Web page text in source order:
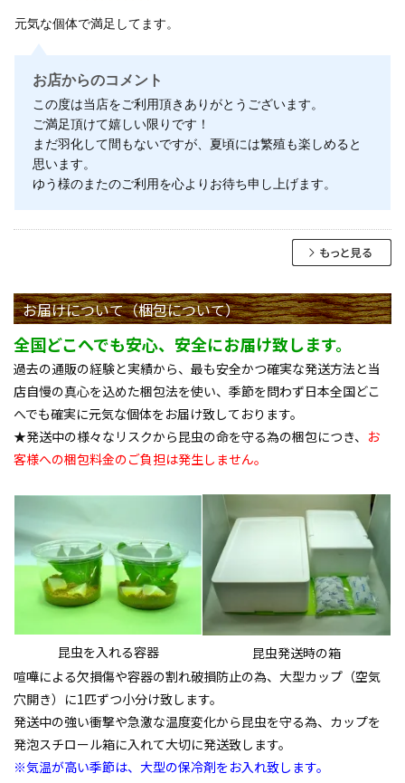
元気な個体で満足してます。
お店からのコメント
この度は当店をご利用頂きありがとうございます。
ご満足頂けて嬉しい限りです！
まだ羽化して間もないですが、夏頃には繁殖も楽しめると
思います。
ゆう様のまたのご利用を心よりお待ち申し上げます。
お届けについて（梱包について）
全国どこへでも安心、安全にお届け致します。
過去の通販の経験と実績から、最も安全かつ確実な発送方法と当
店自慢の真心を込めた梱包法を使い、季節を問わず日本全国どこ
へでも確実に元気な個体をお届け致しております。
★発送中の様々なリスクから昆虫の命を守る為の梱包につき、 お
客様への梱包料金のご負担は発生しません。
昆虫を入れる容器
昆虫発送時の箱
喧嘩による欠損傷や容器の割れ破損防止の為、大型カップ（空気
穴開き）に1匹ずつ小分け致します。
発送中の強い衝撃や急激な温度変化から昆虫を守る為、カップを
発泡スチロール箱に入れて大切に発送致します。
※気温が高い季節は、大型の保冷剤をお入れ致します。